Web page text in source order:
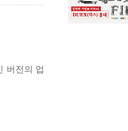
버전의 업